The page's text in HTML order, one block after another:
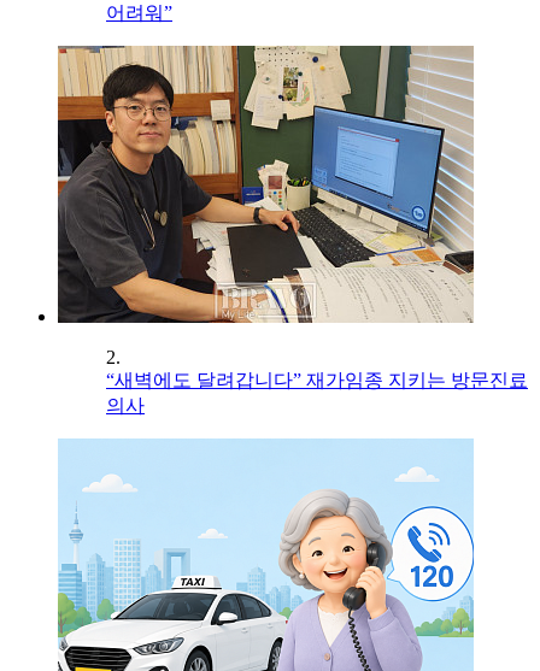
어려워”
2.
“새벽에도 달려갑니다” 재가임종 지키는 방문진료
의사